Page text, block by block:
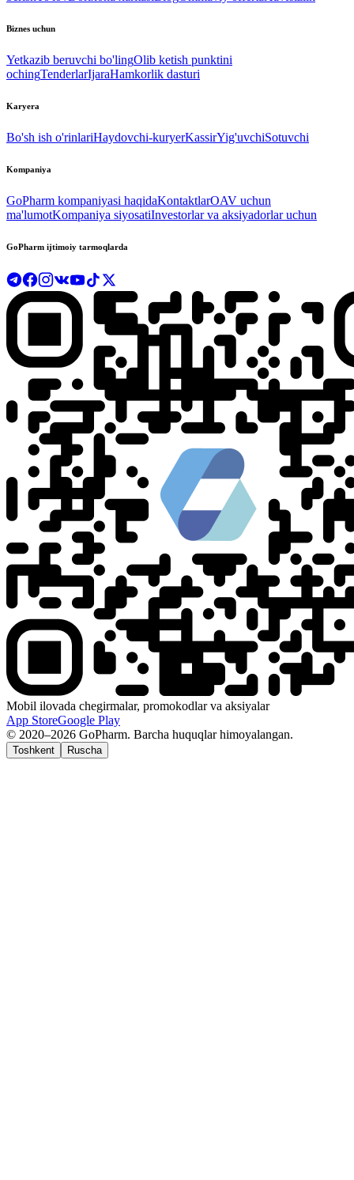
Biznes uchun
Yetkazib beruvchi bo'lingOlib ketish punktini
ochingTenderlarIjaraHamkorlik dasturi
Karyera
Bo'sh ish o'rinlariHaydovchi-kuryerKassirYig'uvchiSotuvchi
Kompaniya
GoPharm kompaniyasi haqidaKontaktlarOAV uchun
ma'lumotKompaniya siyosatiInvestorlar va aksiyadorlar uchun
GoPharm ijtimoiy tarmoqlarda
Mobil ilovada chegirmalar, promokodlar va aksiyalar
App StoreGoogle Play
© 2020–2026 GoPharm. Barcha huquqlar himoyalangan.
Toshkent Ruscha